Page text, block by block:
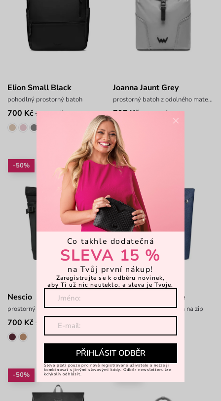
Elion Small Black
pohodlný prostorný batoh
700 Kč 1 399 Kč
Joanna Jaunt Grey
prostorný batoh z odolného materiálu
797 Kč 1 399 Kč
-50%
Nescio
prostorný batoh z odolného materiálu
700 Kč 1 399 Kč
-50%
Tiara Diamond Blue
městský prostorný batoh na zip
-50% -45%
×
Co takhle dodatečná
SLEVA 15 %
na Tvůj první nákup!
Zaregistrujte se k odběru novinek,
aby Ti už nic neuteklo, a sleva je Tvoje.
PŘIHLÁSIT ODBĚR
Sleva platí pouze pro nově registrované uživatele a nelze ji
kombinovat s jinými slevovými kódy. Odběr newsletteru lze
kdykoliv odhlásit.